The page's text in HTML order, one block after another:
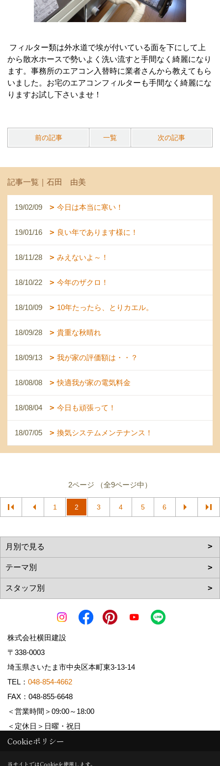
フィルター類は外水道で埃が付いている面を下にして上
から散水ホースで勢いよく洗い流すと手間なく綺麗になり
ます。事務所のエアコン入替時に業者さんから教えてもら
いました。お宅のエアコンフィルターも手間なく綺麗にな
りますお試し下さいませ！
前の記事 一覧 次の記事
記事一覧｜石田 由美
19/02/09 今日は本当に寒い！
19/01/16 良い年であります様に！
18/11/28 みえないよ～！
18/10/22 今年のザクロ！
18/10/09 10年たったら、とりカエル。
18/09/28 貴重な秋晴れ
18/09/13 我が家の評価額は・・？
18/08/08 快適我が家の電気料金
18/08/04 今日も頑張って！
18/07/05 換気システムメンテナンス！
2ページ （全9ページ中）
1 2 3 4 5 6
株式会社横田建設
〒338-0003
埼玉県さいたま市中央区本町東3-13-14
TEL： 048-854-4662
FAX：048-855-6648
＜営業時間＞09:00～18:00
＜定休日＞日曜・祝日
Copyright (c) YOKOTA Kensetsu Co.,Ltd. All Rights Reserved.
Cookieポリシー
当サイトではCookieを使用します。